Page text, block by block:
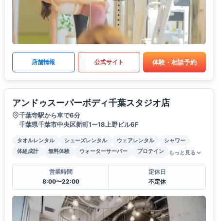
店舗情報 公式サイト 体験・相談予約
アンドゥスーパーボディ千葉スタジオ店
千葉寺駅から車で6分
千葉県千葉市中央区新町1ー18上野ビル6F
タオルレンタル シューズレンタル ウェアレンタル
シャワー
体組成計
無料体験 ウォーターサーバー プロテイン もっと見る
営業時間
8:00〜22:00
定休日
不定休